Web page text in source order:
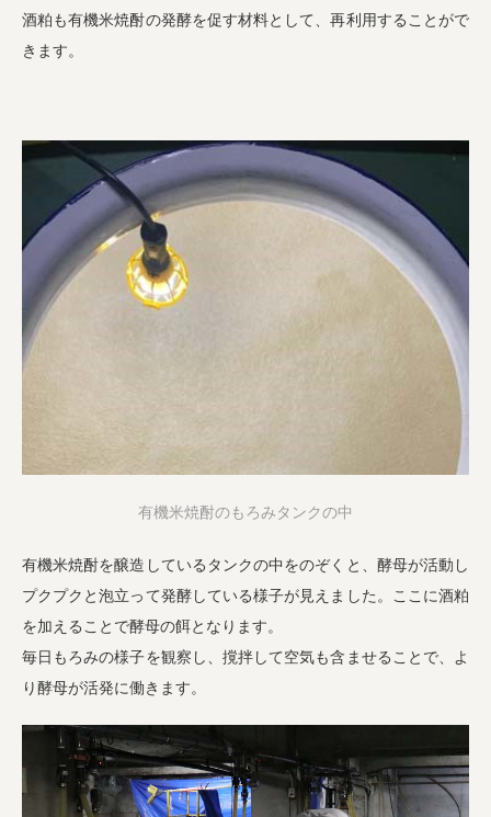
酒粕も有機米焼酎の発酵を促す材料として、再利用することがで
きます。
有機米焼酎のもろみタンクの中
有機米焼酎を醸造しているタンクの中をのぞくと、酵母が活動し
プクプクと泡立って発酵している様子が見えました。ここに酒粕
を加えることで酵母の餌となります。
毎日もろみの様子を観察し、撹拌して空気も含ませることで、よ
り酵母が活発に働きます。